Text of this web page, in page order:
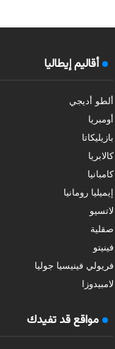
أقاليم إيطاليا
ألطو أديجي
أومبريا
بازيليكاتا
كالابريا
كامبانيا
إيميليا رومانيا
لاتسيو
صقلية
فينيتو
فريولي فينيسيا جوليا
لامبيدوزا
مواقع قد تفيدك